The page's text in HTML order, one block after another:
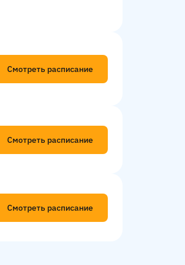
Смотреть расписание
Смотреть расписание
Смотреть расписание